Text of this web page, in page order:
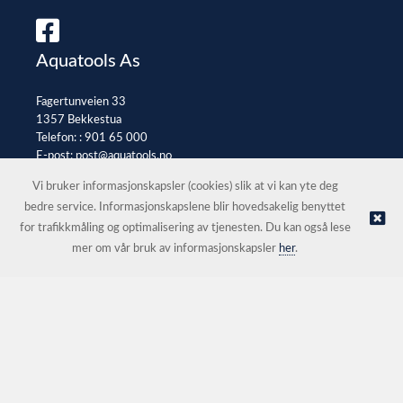
Aquatools As
Fagertunveien 33
1357 Bekkestua
Telefon: : 901 65 000
E-post:post@aquatools.no
© Aquatools As |Nettbutikk levert av Kréatif
Vi bruker informasjonskapsler (cookies) slik at vi kan yte deg
bedre service. Informasjonskapslene blir hovedsakelig benyttet
for trafikkmåling og optimalisering av tjenesten. Du kan også lese
mer om vår bruk av informasjonskapsler her.